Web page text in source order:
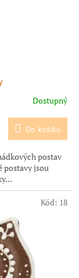
Dostupný
Do košíku
postav
postavy jsou
Kód: 18